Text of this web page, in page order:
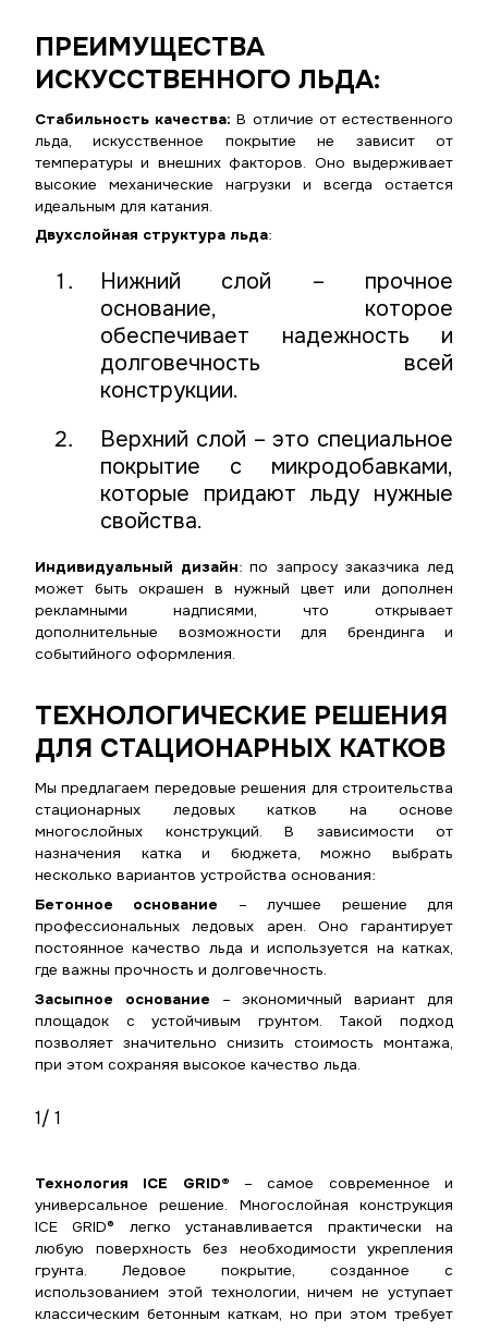
ПРЕИМУЩЕСТВА
ИСКУССТВЕННОГО ЛЬДА:
Стабильность качества:В отличие от естественного
льда, искусственное покрытие не зависит от
температуры и внешних факторов. Оно выдерживает
высокие механические нагрузки и всегда остается
идеальным для катания.
Двухслойная структура льда:
Нижний слой – прочное
основание, которое
обеспечивает надежность и
долговечность всей
конструкции.
Верхний слой – это специальное
покрытие с микродобавками,
которые придают льду нужные
свойства.
Индивидуальный дизайн: по запросу заказчика лед
может быть окрашен в нужный цвет или дополнен
рекламными надписями, что открывает
дополнительные возможности для брендинга и
событийного оформления.
ТЕХНОЛОГИЧЕСКИЕ РЕШЕНИЯ
ДЛЯ СТАЦИОНАРНЫХ КАТКОВ
Мы предлагаем передовые решения для строительства
стационарных ледовых катков на основе
многослойных конструкций. В зависимости от
назначения катка и бюджета, можно выбрать
несколько вариантов устройства основания:
Бетонное основание – лучшее решение для
профессиональных ледовых арен. Оно гарантирует
постоянное качество льда и используется на катках,
где важны прочность и долговечность.
Засыпное основание – экономичный вариант для
площадок с устойчивым грунтом. Такой подход
позволяет значительно снизить стоимость монтажа,
при этом сохраняя высокое качество льда.
1/ 1
Технология ICE GRID® – самое современное и
универсальное решение. Многослойная конструкция
ICE GRID® легко устанавливается практически на
любую поверхность без необходимости укрепления
грунта. Ледовое покрытие, созданное с
использованием этой технологии, ничем не уступает
классическим бетонным каткам, но при этом требует